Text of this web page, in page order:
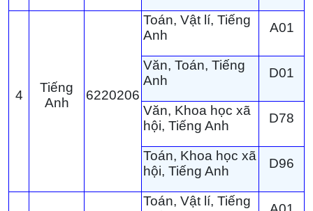
4
Tiếng
Anh
6220206
Toán, Vật lí, Tiếng
Anh
A01
Văn, Toán, Tiếng
Anh
D01
Văn, Khoa học xã
hội, Tiếng Anh
D78
Toán, Khoa học xã
hội, Tiếng Anh
D96
Toán, Vật lí, Tiếng